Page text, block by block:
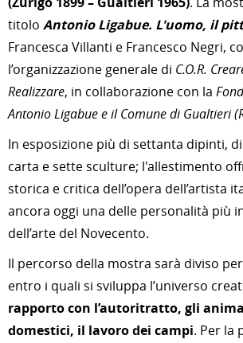
titolo Antonio Ligabue. L'uomo, il
Francesca Villanti e Francesco Negri,
l’organizzazione generale di C.O.R.
Realizzare, in collaborazione con la
Antonio Ligabuee ilComune di Gualtieri
In esposizione più di settanta dipinti,
carta e sette sculture; l'allestimento
storica e critica dell’opera dell’artista
ancora oggi una delle personalità più
dell’arte del Novecento.
Il percorso della mostra sarà diviso
entro i quali si sviluppa l’universo
rapporto con l’autoritratto, gli
domestici, il lavoro dei campi. Per la